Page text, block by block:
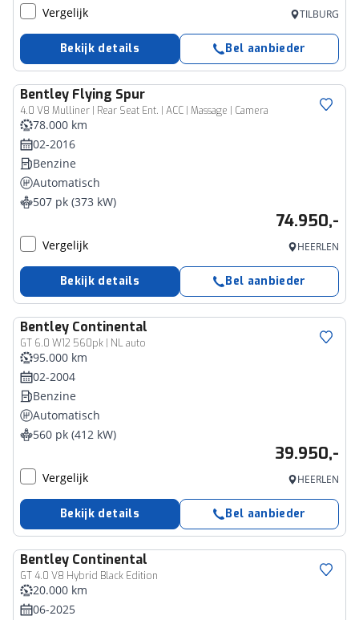
Vergelijk TILBURG
Bekijk details Bel aanbieder
Bentley Flying Spur
4.0 V8 Mulliner | Rear Seat Ent. | ACC | Massage | Camera
78.000 km
02-2016
Benzine
Automatisch
507 pk (373 kW)
74.950,-
Vergelijk HEERLEN
Bekijk details Bel aanbieder
Bentley Continental
GT 6.0 W12 560pk | NL auto
95.000 km
02-2004
Benzine
Automatisch
560 pk (412 kW)
39.950,-
Vergelijk HEERLEN
Bekijk details Bel aanbieder
Bentley Continental
GT 4.0 V8 Hybrid Black Edition
20.000 km
06-2025